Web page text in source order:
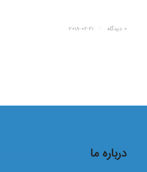
0 دیدگاه 2018-02-21
درباره ما